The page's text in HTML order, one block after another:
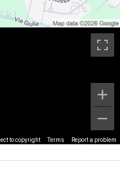
to copyright Terms Report a problem